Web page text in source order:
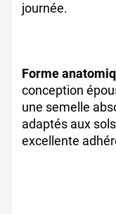
journée.
Forme
conception
une semelle
adaptés aux
excellente